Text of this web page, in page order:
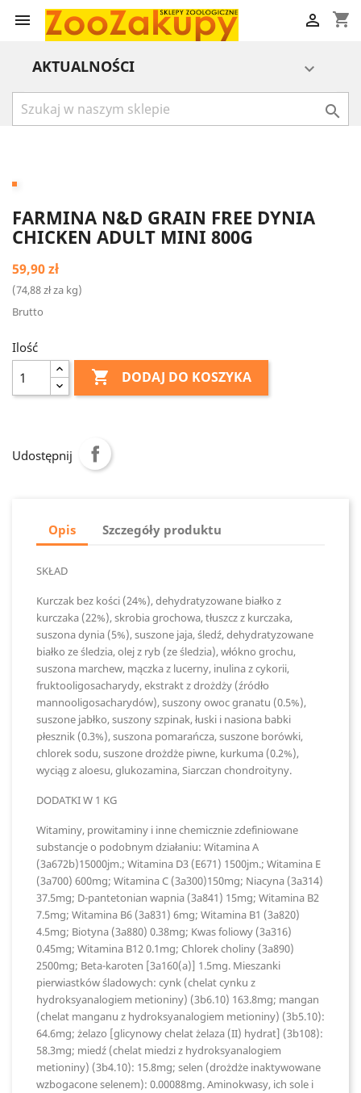
 shopping_cart

AKTUALNOŚCI 

FARMINA N&D GRAIN FREE DYNIA
CHICKEN ADULT MINI 800G
59,90 zł
(74,88 zł za kg)
Brutto
Ilość
 DODAJ DO KOSZYKA
Udostępnij
Opis Szczegóły produktu
SKŁAD
Kurczak bez kości (24%), dehydratyzowane białko z
kurczaka (22%), skrobia grochowa, tłuszcz z kurczaka,
suszona dynia (5%), suszone jaja, śledź, dehydratyzowane
białko ze śledzia, olej z ryb (ze śledzia), włókno grochu,
suszona marchew, mączka z lucerny, inulina z cykorii,
fruktooligosacharydy, ekstrakt z drożdży (źródło
mannooligosacharydów), suszony owoc granatu (0.5%),
suszone jabłko, suszony szpinak, łuski i nasiona babki
płesznik (0.3%), suszona pomarańcza, suszone borówki,
chlorek sodu, suszone drożdże piwne, kurkuma (0.2%),
wyciąg z aloesu, glukozamina, Siarczan chondroityny.
DODATKI W 1 KG
Witaminy, prowitaminy i inne chemicznie zdefiniowane
substancje o podobnym działaniu: Witamina A
(3a672b)15000jm.; Witamina D3 (E671) 1500jm.; Witamina E
(3a700) 600mg; Witamina C (3a300)150mg; Niacyna (3a314)
37.5mg; D-pantetonian wapnia (3a841) 15mg; Witamina B2
7.5mg; Witamina B6 (3a831) 6mg; Witamina B1 (3a820)
4.5mg; Biotyna (3a880) 0.38mg; Kwas foliowy (3a316)
0.45mg; Witamina B12 0.1mg; Chlorek choliny (3a890)
2500mg; Beta-karoten [3a160(a)] 1.5mg. Mieszanki
pierwiastków śladowych: cynk (chelat cynku z
hydroksyanalogiem metioniny) (3b6.10) 163.8mg; mangan
(chelat manganu z hydroksyanalogiem metioniny) (3b5.10):
64.6mg; żelazo [glicynowy chelat żelaza (II) hydrat] (3b108):
58.3mg; miedź (chelat miedzi z hydroksyanalogiem
metioniny) (3b4.10): 15.8mg; selen (drożdże inaktywowane
wzbogacone selenem): 0.00088mg. Aminokwasy, ich sole i